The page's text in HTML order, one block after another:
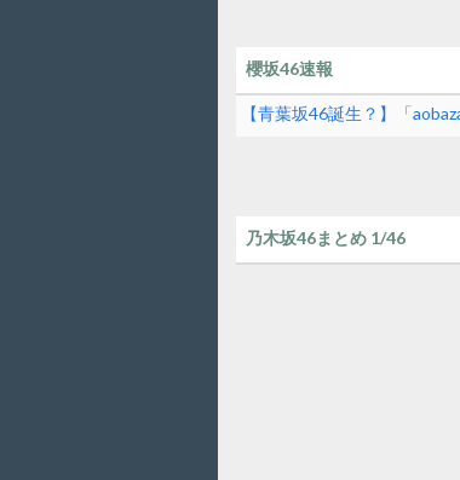
櫻坂46速報
【青葉坂46誕生？】「
乃木坂46まとめ 1/46